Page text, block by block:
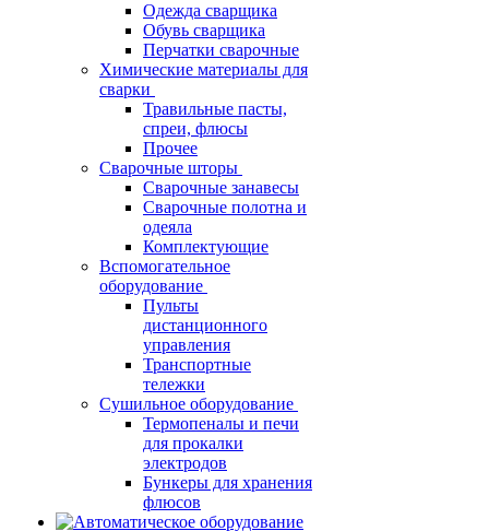
Одежда сварщика
Обувь сварщика
Перчатки сварочные
Химические материалы для
сварки
Травильные пасты,
спреи, флюсы
Прочее
Сварочные шторы
Сварочные занавесы
Сварочные полотна и
одеяла
Комплектующие
Вспомогательное
оборудование
Пульты
дистанционного
управления
Транспортные
тележки
Сушильное оборудование
Термопеналы и печи
для прокалки
электродов
Бункеры для хранения
флюсов